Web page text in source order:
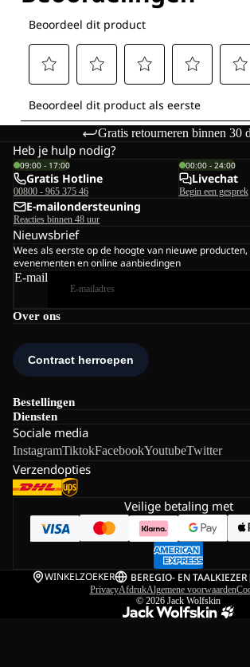
Gratis retourneren binnen 30
Over ons
Bestellingen
Diensten
Sociale media
InstagramTiktokFacebookYoutubeTwitter
Verzendopties
Heb je hulp nodig?
09:00 - 17:00
Gratis Hotline
00800 - 965 375 46
00:00 - 24:00
Livechat
Begin een gesprek
E-mailondersteuning
Reacties binnen 48 uur
Nieuwsbrief
Wees als eerste op de hoogte van nieuwe
evenementen en online aanbiedingen
E-mail
Veilige betaling met
WINKELZOEKER BEREGIO- EN TAALKIEZER|
PrivacyAfdrukAlgemene voorwaarden
© 2026 Jack Wolfskin